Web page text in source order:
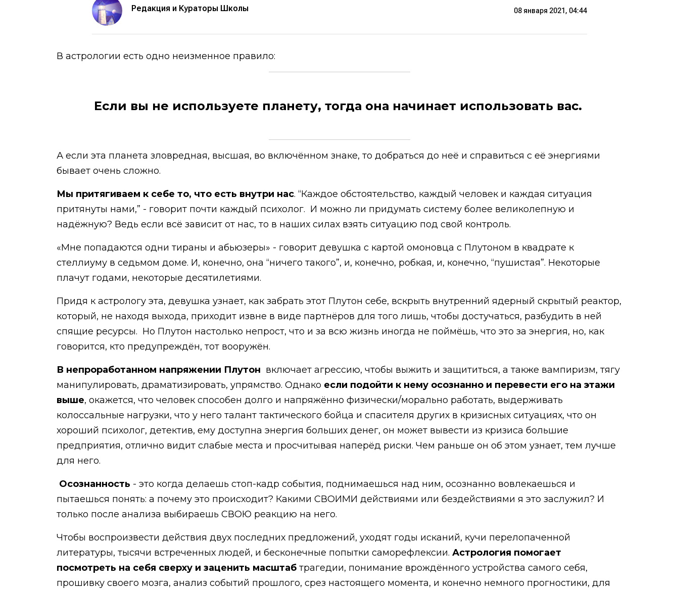
Редакция и Кураторы Школы 08 января 2021, 04:44
В астрологии есть одно неизменное правило:
Если вы не используете планету, тогда она начинает использовать вас.
А если эта планета зловредная, высшая, во включённом знаке, то добраться до неё и справиться с её энергиями
бывает очень сложно.
Мы притягиваем к себе то, что есть внутри нас. “Каждое обстоятельство, каждый человек и каждая ситуация
притянуты нами,” - говорит почти каждый психолог. И можно ли придумать систему более великолепную и
надёжную? Ведь если всё зависит от нас, то в наших силах взять ситуацию под свой контроль.
«Мне попадаются одни тираны и абьюзеры» - говорит девушка с картой омоновца с Плутоном в квадрате к
стеллиуму в седьмом доме. И, конечно, она “ничего такого”, и, конечно, робкая, и, конечно, “пушистая”. Некоторые
плачут годами, некоторые десятилетиями.
Придя к астрологу эта, девушка узнает, как забрать этот Плутон себе, вскрыть внутренний ядерный скрытый реактор,
который, не находя выхода, приходит извне в виде партнёров для того лишь, чтобы достучаться, разбудить в ней
спящие ресурсы. Но Плутон настолько непрост, что и за всю жизнь иногда не поймёшь, что это за энергия, но, как
говорится, кто предупреждён, тот вооружён.
В непроработанном напряжении Плутон включает агрессию, чтобы выжить и защититься, а также вампиризм, тягу
манипулировать, драматизировать, упрямство. Однако если подойти к нему осознанно и перевести его на этажи
выше, окажется, что человек способен долго и напряжённо физически/морально работать, выдерживать
колоссальные нагрузки, что у него талант тактического бойца и спасителя других в кризисных ситуациях, что он
хороший психолог, детектив, ему доступна энергия больших денег, он может вывести из кризиса большие
предприятия, отлично видит слабые места и просчитывая наперёд риски. Чем раньше он об этом узнает, тем лучше
для него.
Осознанность - это когда делаешь стоп-кадр события, поднимаешься над ним, осознанно вовлекаешься и
пытаешься понять: а почему это происходит? Какими СВОИМИ действиями или бездействиями я это заслужил? И
только после анализа выбираешь СВОЮ реакцию на него.
Чтобы воспроизвести действия двух последних предложений, уходят годы исканий, кучи перелопаченной
литературы, тысячи встреченных людей, и бесконечные попытки саморефлексии. Астрология помогает
посмотреть на себя сверху и заценить масштаб трагедии, понимание врождённого устройства самого себя,
прошивку своего мозга, анализ событий прошлого, срез настоящего момента, и конечно немного прогностики, для